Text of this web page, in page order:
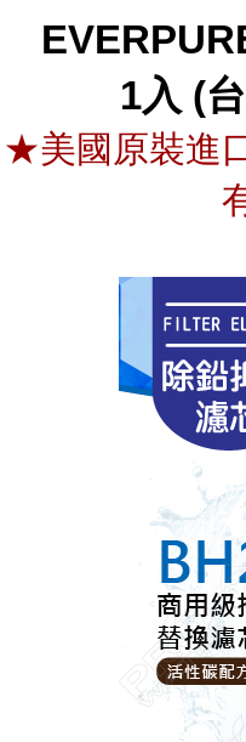
1入 (
★美國原裝進